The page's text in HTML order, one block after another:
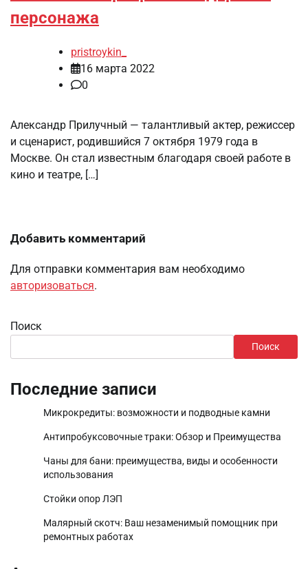
персонажа
pristroykin_
16 марта 2022
0
Александр Прилучный — талантливый актер, режиссер
и сценарист, родившийся 7 октября 1979 года в
Москве. Он стал известным благодаря своей работе в
кино и театре, […]
Добавить комментарий
Для отправки комментария вам необходимо
авторизоваться.
Поиск
Поиск
Последние записи
Микрокредиты: возможности и подводные камни
Антипробуксовочные траки: Обзор и Преимущества
Чаны для бани: преимущества, виды и особенности
использования
Стойки опор ЛЭП
Малярный скотч: Ваш незаменимый помощник при
ремонтных работах